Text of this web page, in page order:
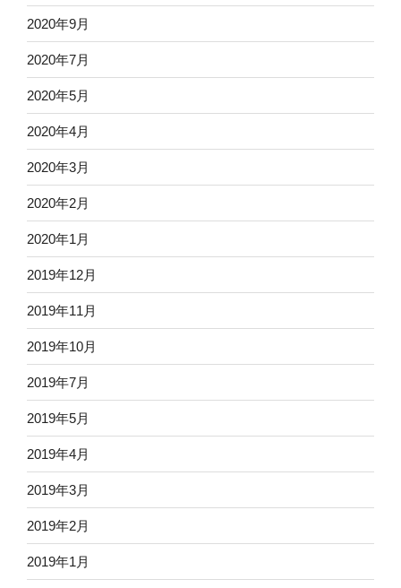
2020年9月
2020年7月
2020年5月
2020年4月
2020年3月
2020年2月
2020年1月
2019年12月
2019年11月
2019年10月
2019年7月
2019年5月
2019年4月
2019年3月
2019年2月
2019年1月